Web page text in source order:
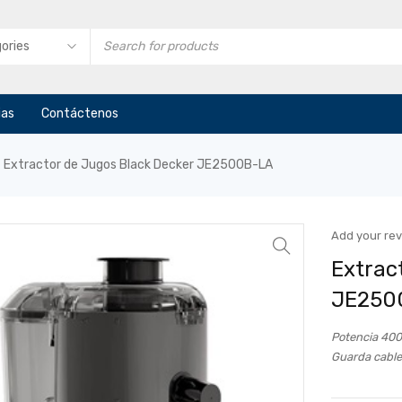
Contáctenos
Extractor de Jugos Black Decker JE2500B-LA
Add your
Potencia
Guarda